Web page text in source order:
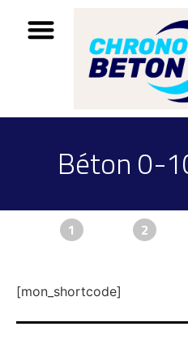
Béton 0-
1 2
[mon_shortcode]